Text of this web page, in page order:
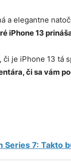
a elegantne
iPhone 13
je iPhone 13 tá
či sa vám
Series 7: Takto